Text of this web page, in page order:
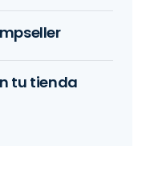
tu tienda